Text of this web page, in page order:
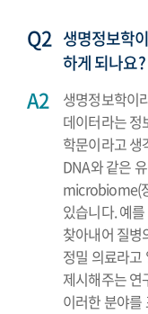
생명정보학
하게 되나요?
생명정보학이
데이터라는 정
학문이라고 생
DNA와 같은
microbiome(
있습니다. 예
찾아내어 질병
정밀 의료라
제시해주는 연
이러한 분야를